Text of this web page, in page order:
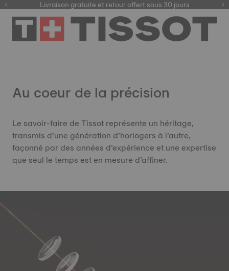
Livraison gratuite et retour offert sous 30 jours
Au coeur de la précision
Le savoir-faire de Tissot représente un héritage,
transmis d’une génération d’horlogers à l’autre,
façonné par des années d’expérience et une expertise
que seul le temps est en mesure d’affiner.